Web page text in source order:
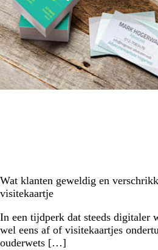
Wat klanten geweldig en
visitekaartje
In een tijdperk dat steeds digitaler
wel eens af of visitekaartjes
ouderwets […]